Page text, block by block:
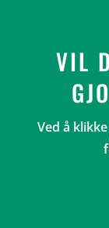
VIL
Ved å